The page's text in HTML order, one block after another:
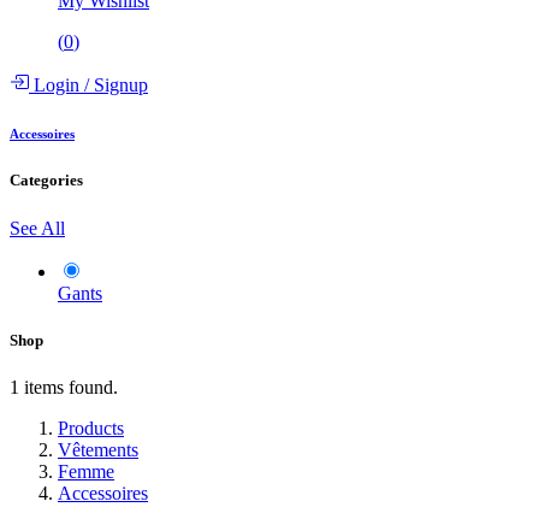
(0)
Login /Signup
Accessoires
Categories
See All
Gants
Shop
1 items found.
Products
Vêtements
Femme
Accessoires